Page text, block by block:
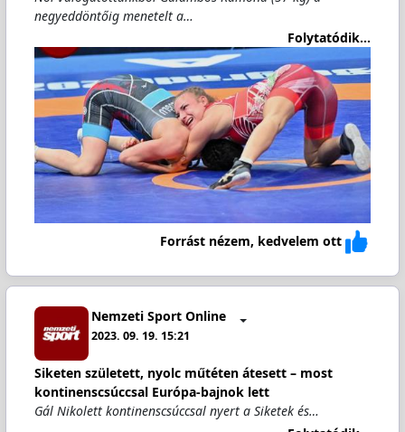
negyeddöntőig menetelt a…
Folytatódik...
Forrást nézem, kedvelem ott
Nemzeti Sport Online
2023. 09. 19. 15:21
Siketen született, nyolc műtéten átesett – most
kontinenscsúccsal Európa-bajnok lett
Gál Nikolett kontinenscsúccsal nyert a Siketek és…